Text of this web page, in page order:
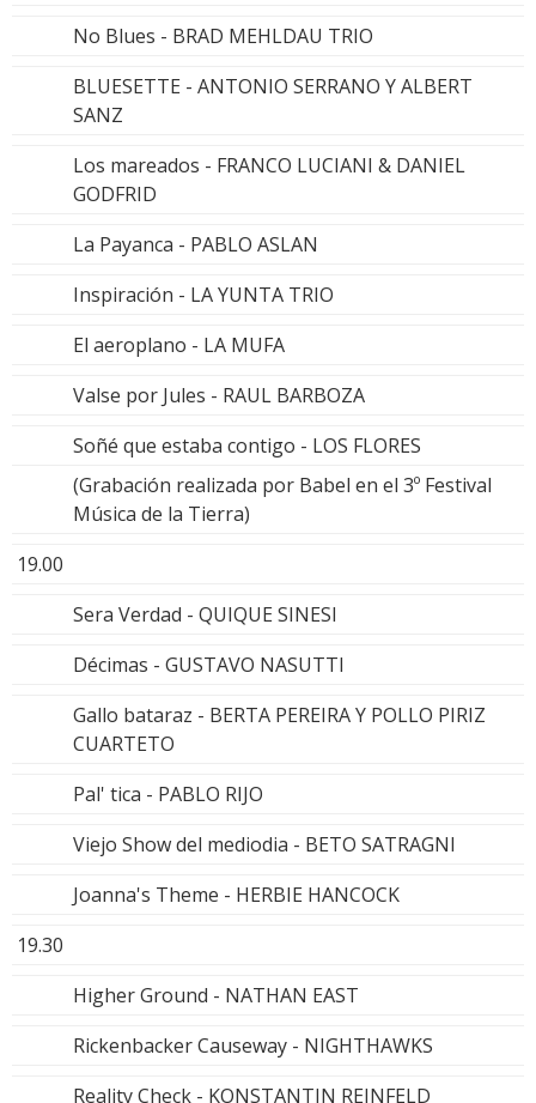
No Blues - BRAD MEHLDAU TRIO
BLUESETTE - ANTONIO SERRANO Y ALBERT
SANZ
Los mareados - FRANCO LUCIANI & DANIEL
GODFRID
La Payanca - PABLO ASLAN
Inspiración - LA YUNTA TRIO
El aeroplano - LA MUFA
Valse por Jules - RAUL BARBOZA
Soñé que estaba contigo - LOS FLORES
(Grabación realizada por Babel en el 3º Festival
Música de la Tierra)
19.00
Sera Verdad - QUIQUE SINESI
Décimas - GUSTAVO NASUTTI
Gallo bataraz - BERTA PEREIRA Y POLLO PIRIZ
CUARTETO
Pal' tica - PABLO RIJO
Viejo Show del mediodia - BETO SATRAGNI
Joanna's Theme - HERBIE HANCOCK
19.30
Higher Ground - NATHAN EAST
Rickenbacker Causeway - NIGHTHAWKS
Reality Check - KONSTANTIN REINFELD